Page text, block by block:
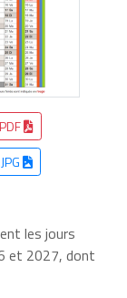
les jours
et 2027, dont